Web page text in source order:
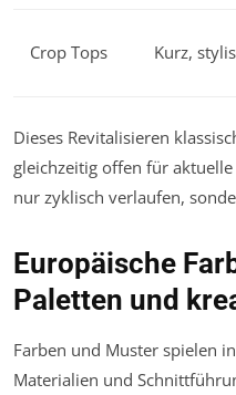
Crop Tops Kurz,
Dieses Revitalisieren
gleichzeitig offen für
nur zyklisch verlaufen,
Europäische
Paletten und
Farben und Muster spielen
Materialien und